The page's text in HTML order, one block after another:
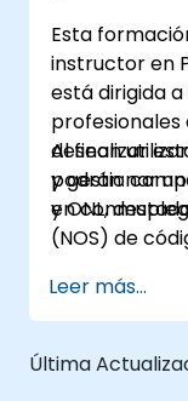
comunes
Esta
instructor en
está dirigida
desean
y gestionar
en
Al finalizar
podrán:
y ONL,
(NOS) de
implementar
Leer más...
Última